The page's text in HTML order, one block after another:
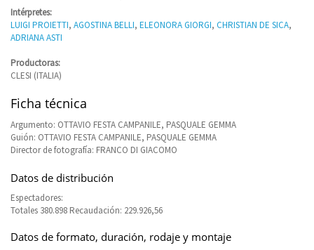
Intérpretes:
LUIGI PROIETTI, AGOSTINA BELLI, ELEONORA GIORGI, CHRISTIAN DE SICA,
ADRIANA ASTI
Productoras:
CLESI (ITALIA)
Ficha técnica
Argumento: OTTAVIO FESTA CAMPANILE, PASQUALE GEMMA
Guión: OTTAVIO FESTA CAMPANILE, PASQUALE GEMMA
Director de fotografía: FRANCO DI GIACOMO
Datos de distribución
Espectadores:
Totales 380.898 Recaudación: 229.926,56
Datos de formato, duración, rodaje y montaje